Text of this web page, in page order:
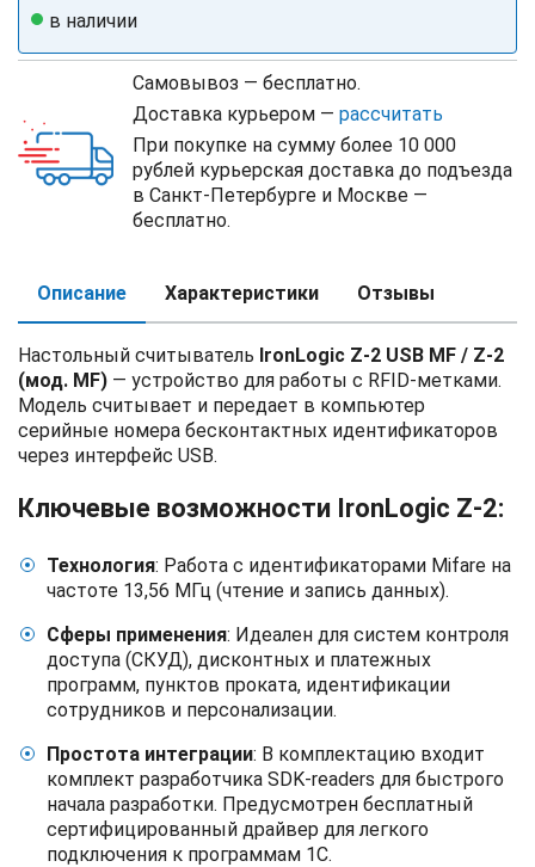
в наличии
Самовывоз — бесплатно.
Доставка курьером — рассчитать
При покупке на сумму более 10 000
рублей курьерская доставка до подъезда
в Санкт-Петербурге и Москве —
бесплатно.
Описание Характеристики Отзывы
Настольный считыватель IronLogic Z-2 USB MF / Z-2
(мод. MF) — устройство для работы с RFID-метками.
Модель считывает и передает в компьютер
серийные номера бесконтактных идентификаторов
через интерфейс USB.
Ключевые возможности IronLogic Z-2:
Технология: Работа с идентификаторами Mifare на
частоте 13,56 МГц (чтение и запись данных).
Сферы применения: Идеален для систем контроля
доступа (СКУД), дисконтных и платежных
программ, пунктов проката, идентификации
сотрудников и персонализации.
Простота интеграции: В комплектацию входит
комплект разработчика SDK-readers для быстрого
начала разработки. Предусмотрен бесплатный
сертифицированный драйвер для легкого
подключения к программам 1С.